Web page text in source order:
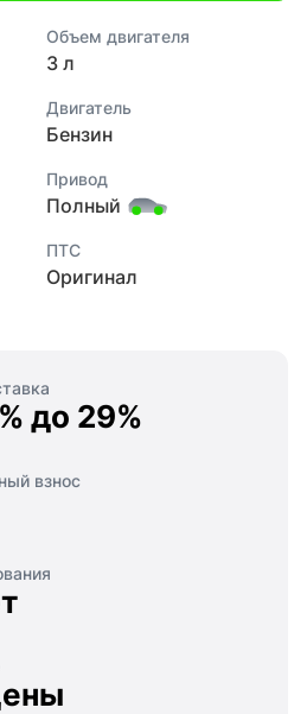
Объем двигателя
3 л
Двигатель
Бензин
Привод
Полный
ПТС
Оригинал
до 29%
взнос